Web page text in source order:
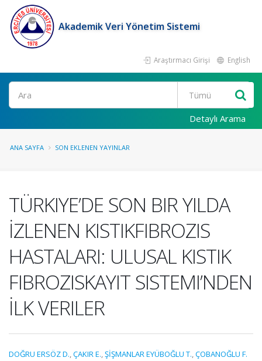
Akademik Veri Yönetim Sistemi
Araştırmacı Girişi English
Ara
Detaylı Arama
ANA SAYFA SON EKLENEN YAYINLAR
TÜRKIYE’DE SON BIR YILDA
İZLENEN KISTIKFIBROZIS
HASTALARI: ULUSAL KISTIK
FIBROZISKAYIT SISTEMI’NDEN
İLK VERILER
DOĞRU ERSÖZ D.,ÇAKIR E.,ŞİŞMANLAR EYÜBOĞLU T.,ÇOBANOĞLU F.